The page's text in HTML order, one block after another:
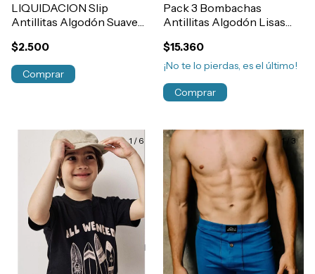
LIQUIDACION Slip
Antillitas Algodón Suave
Niño Art.250
$2.500
Comprar
Pack 3 Bombachas
Antillitas Algodón Lisas
$15.360
¡No te lo pierdas, es el último!
Comprar
1 / 6 1 / 3